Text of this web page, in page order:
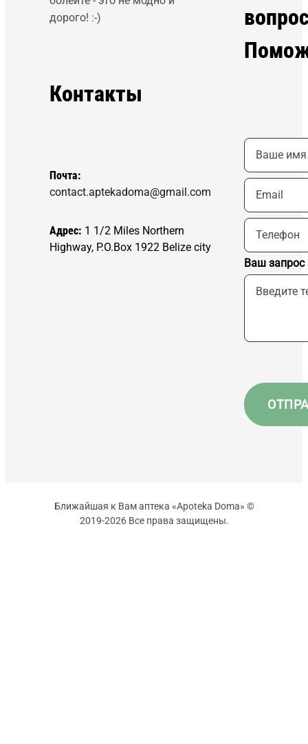
дорого! :-)
Контакты
Почта:
contact.aptekadoma@gmail.com
Адрес: 1 1/2 Miles Northern
Highway, P.O.Box 1922 Belize city
Ваш запрос
Ближайшая к Вам аптека «Apoteka Doma» ©
2019-2026 Все права защищены.